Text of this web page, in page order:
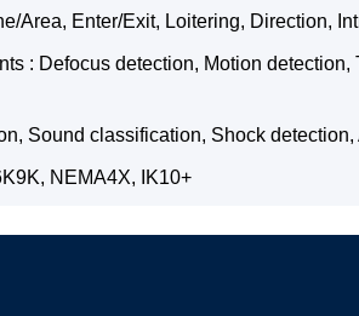
Area, Enter/Exit, Loitering, Direction,
: Defocus detection, Motion detection,
Sound classification, Shock
NEMA4X, IK10+